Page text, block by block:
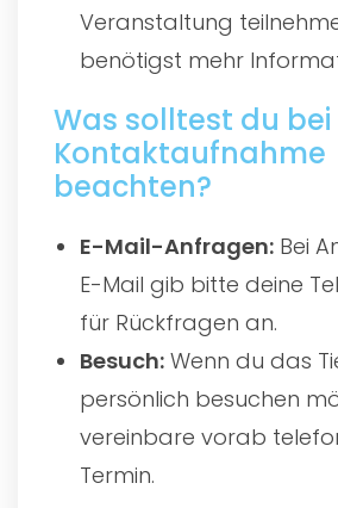
Veranstaltung
benötigst mehr
Was solltest du
Kontaktaufnahme
beachten?
E-Mail-Anfragen: Bei
E-Mail gib bitte deine
für Rückfragen an.
Besuch: Wenn du das
persönlich besuchen
vereinbare vorab
Termin.